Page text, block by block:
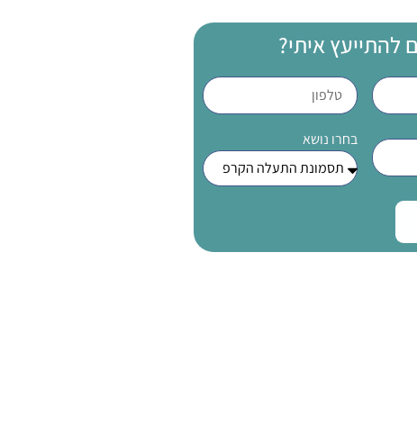
להתייעץ איתי?
בחרו נושא